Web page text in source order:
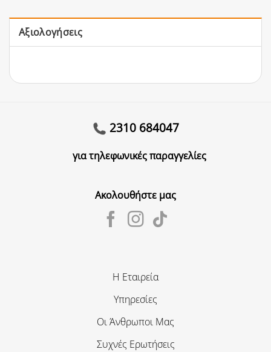
Αξιολογήσεις
2310 684047
για τηλεφωνικές παραγγελίες
Ακολουθήστε μας
Η Εταιρεία
Υπηρεσίες
Οι Άνθρωποι Μας
Συχνές Ερωτήσεις